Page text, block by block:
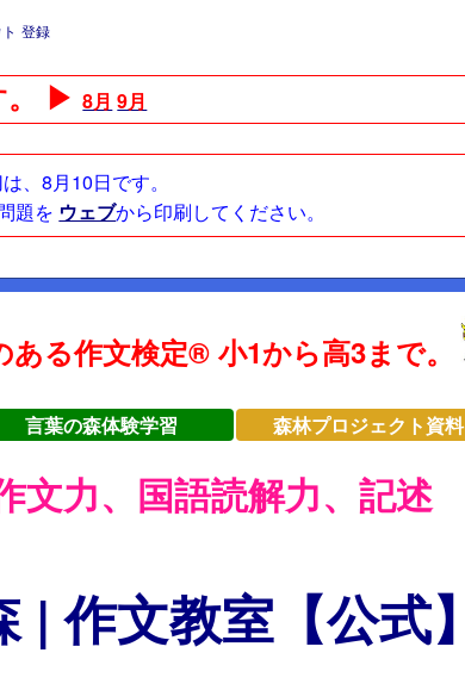
登録
。 ▶8月 9月
、8月10日です。
題を ウェブから印刷してください。
る作文検定® 小1から高3まで。
言葉の森体験学習 森林プロジェクト資料
文力、国語読解力、記述
作文教室【公式】